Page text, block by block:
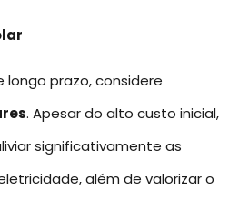
prazo, considere
. Apesar do alto custo inicial,
significativamente as
além de valorizar o